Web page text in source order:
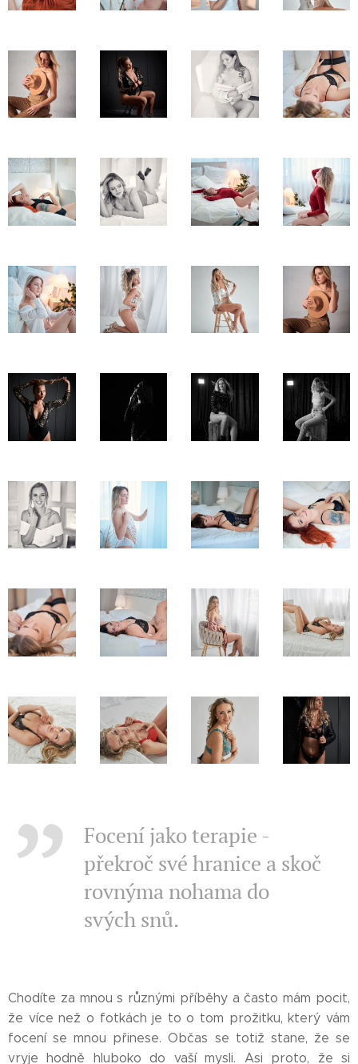
Focení jako terapie -
překroč své hranice a skoč
rovnýma nohama do
svých snů.
Chodíte za mnou s různými příběhy a často mám pocit,
že více než o fotkách je to o tom prožitku, který vám
focení se mnou přinese. Občas se totiž stane, že se
vryje hodně hluboko do vaší mysli. Asi proto, že si